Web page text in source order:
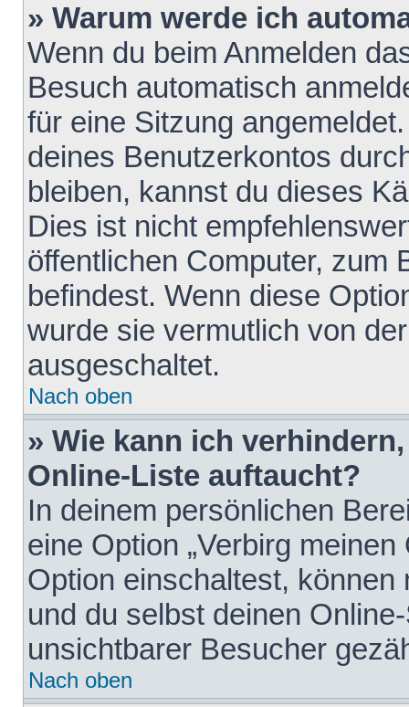
» Warum werde ich
Wenn du beim Anmelden
Besuch automatisch
für eine Sitzung
deines Benutzerkontos
bleiben, kannst du dieses
Dies ist nicht
öffentlichen Computer, zum
befindest. Wenn diese
wurde sie vermutlich von
ausgeschaltet.
Nach oben
» Wie kann ich
Online-Liste auftaucht?
In deinem persönlichen
eine Option „Verbirg
Option einschaltest,
und du selbst deinen
unsichtbarer Besucher
Nach oben